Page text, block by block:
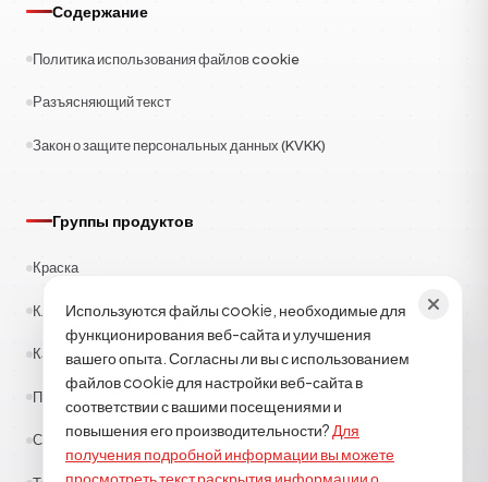
Содержание
Политика использования файлов cookie
Разъясняющий текст
Закон о защите персональных данных (KVKK)
Группы продуктов
Краска
Клеи
Каучук
Полиэстер
Строительная химия
Используются файлы cookie, необходимые для
функционирования веб-сайта и улучшения
вашего опыта. Согласны ли вы с использованием
файлов cookie для настройки веб-сайта в
соответствии с вашими посещениями и
повышения его производительности? Для
получения подробной информации вы можете
просмотреть текст раскрытия информации о